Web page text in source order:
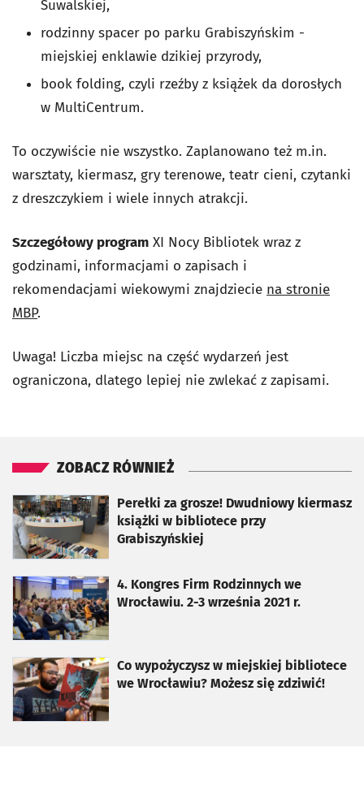
Suwalskiej,
rodzinny spacer po parku Grabiszyńskim -
miejskiej enklawie dzikiej przyrody,
book folding, czyli rzeźby z książek da dorosłych
w MultiCentrum.
To oczywiście nie wszystko. Zaplanowano też m.in.
warsztaty, kiermasz, gry terenowe, teatr cieni, czytanki
z dreszczykiem i wiele innych atrakcji.
Szczegółowy program XI Nocy Bibliotek wraz z
godzinami, informacjami o zapisach i
rekomendacjami wiekowymi znajdziecie na stronie
MBP.
Uwaga! Liczba miejsc na część wydarzeń jest
ograniczona, dlatego lepiej nie zwlekać z zapisami.
ZOBACZ RÓWNIEŻ
Perełki za grosze! Dwudniowy kiermasz
książki w bibliotece przy
Grabiszyńskiej
otworzy się w nowej karcie
4. Kongres Firm Rodzinnych we
Wrocławiu. 2-3 września 2021 r.
otworzy się w nowej karcie
Co wypożyczysz w miejskiej bibliotece
we Wrocławiu? Możesz się zdziwić!
otworzy się w nowej karcie